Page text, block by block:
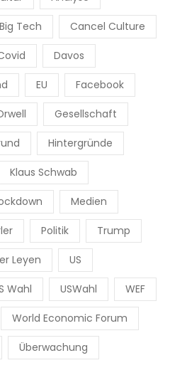
Big Tech Cancel Culture
Davos
EU Facebook
Gesellschaft
Hintergründe
Klaus Schwab
Medien
Politik Trump
Leyen US
Wahl USWahl WEF
World Economic Forum
Überwachung